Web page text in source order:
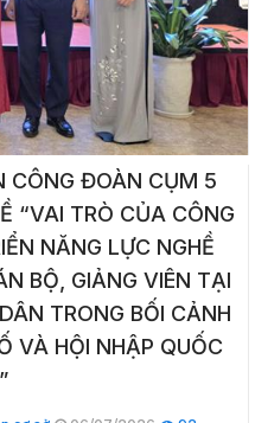
CÔNG ĐOÀN CỤM 5
“VAI TRÒ CỦA CÔNG
NĂNG LỰC NGHỀ
BỘ, GIẢNG VIÊN TẠI
TRONG BỐI CẢNH
VÀ HỘI NHẬP QUỐC